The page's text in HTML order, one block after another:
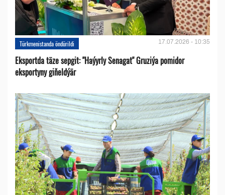
Türkmenistanda öndürildi 17.07.2026 - 10:35
Eksportda täze sepgit: "Haýyrly Senagat" Gruziýa pomidor
eksportyny giňeldýär